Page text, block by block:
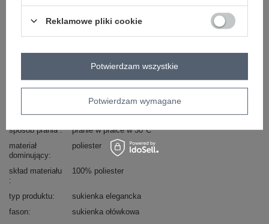
długi rękaw
okazja na imprezę do pracy wizytowe
przed kolano
styl
elegancki
sposób prania
pranie w pralce w 30°C
materiał
dominujący
poliester
skład materiału 100% poliester
typ produktu
sukienka elegancka
fason
sukienka ołówkowa
Reklamowe pliki cookie
Potwierdzam wymagane
Potwierdzam wszystkie